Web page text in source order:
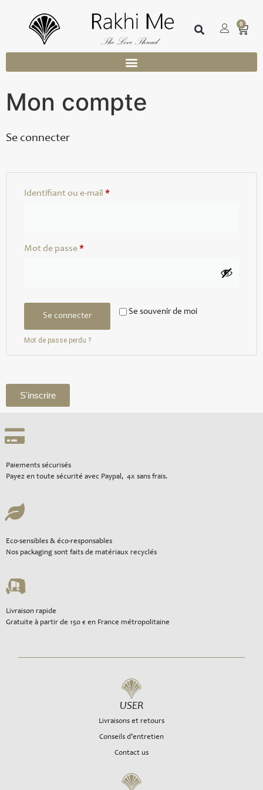
0
Mon compte
Se connecter
Identifiant ou e-mail *
Mot de passe*
Se souvenir de moi
Se connecter
Mot de passe perdu ?
S'inscrire
Paiements sécurisés
Payez en toute sécurité avec Paypal, 4x sans frais.
Eco-sensibles & éco-responsables
Nos packaging sont faits de matériaux recyclés
Livraison rapide
Gratuite à partir de 150 € en France métropolitaine
USER
Livraisons et retours
Conseils d’entretien
Contact us